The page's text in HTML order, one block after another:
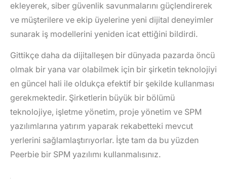
ekleyerek, siber güvenlik savunmalarını güçlendirerek
ve müşterilere ve ekip üyelerine yeni dijital deneyimler
sunarak iş modellerini yeniden icat ettiğini bildirdi.
Gittikçe daha da dijitalleşen bir dünyada pazarda öncü
olmak bir yana var olabilmek için bir şirketin teknolojiyi
en güncel hali ile oldukça efektif bir şekilde kullanması
gerekmektedir. Şirketlerin büyük bir bölümü
teknolojiye, işletme yönetim, proje yönetim ve SPM
yazılımlarına yatırım yaparak rekabetteki mevcut
yerlerini sağlamlaştırıyorlar. İşte tam da bu yüzden
Peerbie bir SPM yazılımı kullanmalısınız.